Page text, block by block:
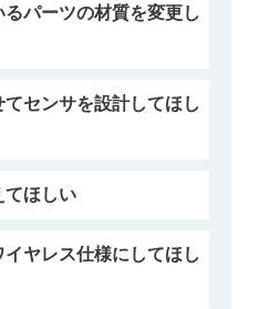
パーツの材質を変更し
センサを設計してほし
てほしい
ヤレス仕様にしてほし